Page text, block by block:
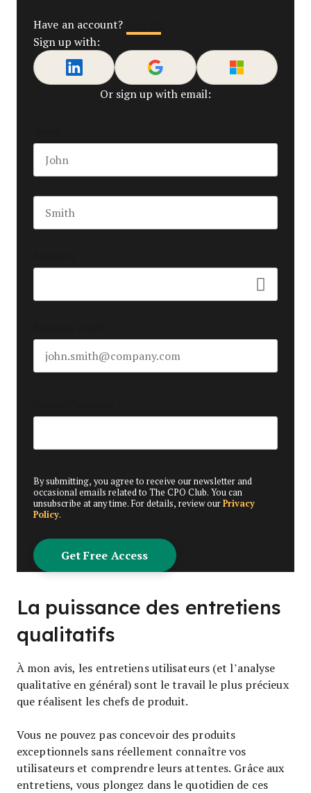
Have an account?
Sign up with:
Or sign up with email:
By submitting, you agree to receive our newsletter and
occasional emails related to The CPO Club. You can
unsubscribe at any time. For details, review ourPrivacy
Policy.
La puissance des entretiens
qualitatifs
À mon avis, les entretiens utilisateurs (et l’analyse
qualitative en général) sont le travail le plus précieux
que réalisent les chefs de produit.
Vous ne pouvez pas concevoir des produits
exceptionnels sans réellement connaître vos
utilisateurs et comprendre leurs attentes. Grâce aux
entretiens, vous plongez dans le quotidien de ces